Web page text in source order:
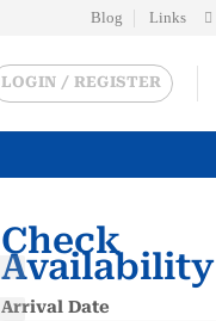
Blog Links
LOGIN / REGISTER
Check
Availability
Arrival Date